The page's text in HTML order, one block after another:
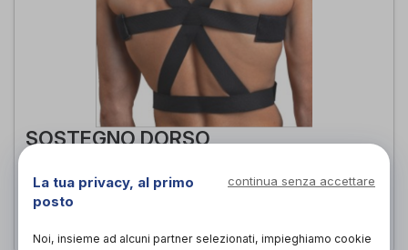
SOSTEGNO DORSO
La tua privacy, al primo
posto
continua senza accettare
Noi, insieme ad alcuni partner selezionati, impieghiamo cookie